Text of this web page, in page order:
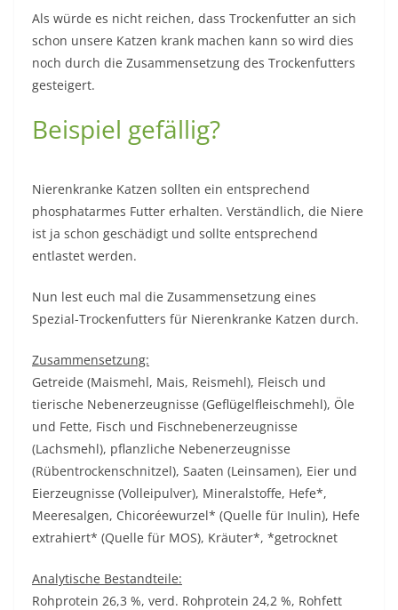
Als würde es nicht reichen, dass Trockenfutter an sich
schon unsere Katzen krank machen kann so wird dies
noch durch die Zusammensetzung des Trockenfutters
gesteigert.
Beispiel gefällig?
Nierenkranke Katzen sollten ein entsprechend
phosphatarmes Futter erhalten. Verständlich, die Niere
ist ja schon geschädigt und sollte entsprechend
entlastet werden.
Nun lest euch mal die Zusammensetzung eines
Spezial-Trockenfutters für Nierenkranke Katzen durch.
Zusammensetzung:
Getreide (Maismehl, Mais, Reismehl), Fleisch und
tierische Nebenerzeugnisse (Geflügelfleischmehl), Öle
und Fette, Fisch und Fischnebenerzeugnisse
(Lachsmehl), pflanzliche Nebenerzeugnisse
(Rübentrockenschnitzel), Saaten (Leinsamen), Eier und
Eierzeugnisse (Volleipulver), Mineralstoffe, Hefe*,
Meeresalgen, Chicoréewurzel* (Quelle für Inulin), Hefe
extrahiert* (Quelle für MOS), Kräuter*, *getrocknet
Analytische Bestandteile:
Rohprotein 26,3 %, verd. Rohprotein 24,2 %, Rohfett